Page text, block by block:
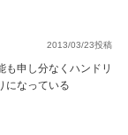
2013/03/23投稿
も申し分なくハンドリ
になっている